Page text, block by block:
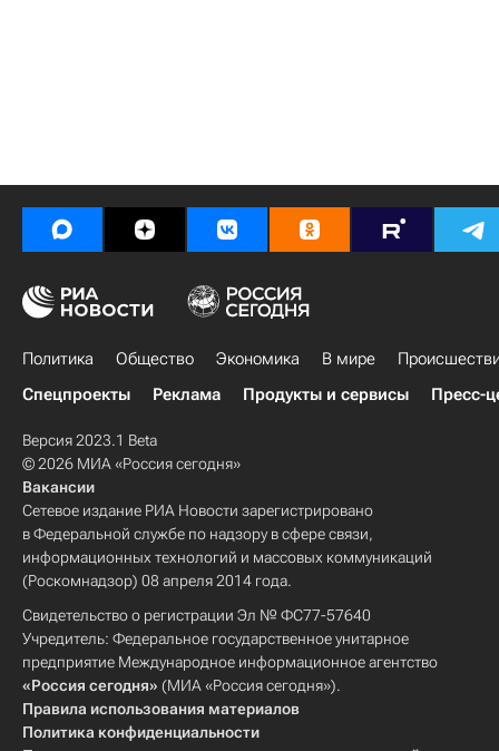
Политика Общество Экономика В мире
Спецпроекты
Реклама Продукты и сервисы Пресс-
Версия 2023.1 Beta
© 2026 МИА «Россия сегодня»
Вакансии
Сетевое издание РИА Новости зарегистрировано
в Федеральной службе по надзору в сфере связи,
информационных технологий и массовых коммуникаций
(Роскомнадзор) 08 апреля 2014 года.
Свидетельство о регистрации Эл № ФС77-57640
Учредитель: Федеральное государственное унитарное
предприятие Международное информационное агентство
«Россия сегодня» (МИА «Россия сегодня»).
Правила использования материалов
Политика конфиденциальности